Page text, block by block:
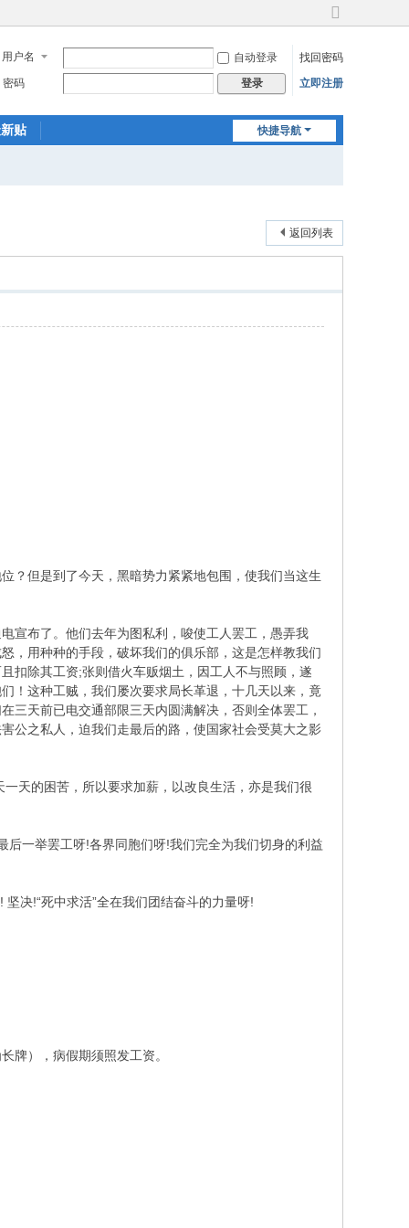
切
到
宽
用户名 自动登录
找回密码
密码
登录 立即注册
快捷导航
贴
返回列表
？但是到了今天，黑暗势力紧紧地包围，使我们当这生
宣布了。他们去年为图私利，唆使工人罢工，愚弄我
，用种种的手段，破坏我们的俱乐部，这是怎样教我们
扣除其工资;张则借火车贩烟土，因工人不与照顾，遂
！这种工贼，我们屡次要求局长革退，十几天以来，竟
三天前已电交通部限三天内圆满解决，否则全体罢工，
公之私人，迫我们走最后的路，使国家社会受莫大之影
天的困苦，所以要求加薪，以改良生活，亦是我们很
一举罢工呀!各界同胞们呀!我们完全为我们切身的利益
决!“死中求活”全在我们团结奋斗的力量呀!
牌），病假期须照发工资。